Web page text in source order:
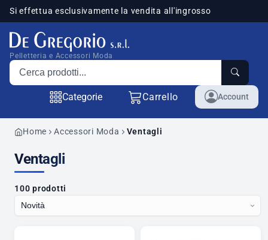
Si effettua esclusivamente la vendita all'ingrosso
Pelletteria e Accessori Moda
Cerca prodotti
Categorie Carrello Account
Home Accessori Moda Ventagli
Ventagli
100 prodotti